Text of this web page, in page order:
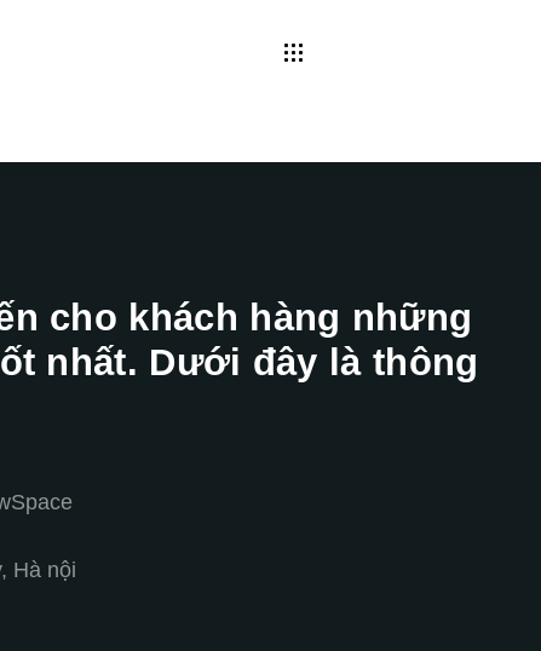
cho khách hàng những
nhất. Dưới đây là thông
Hà nội